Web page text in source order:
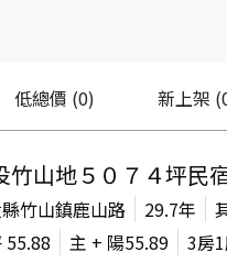
低總價 (0) 新上架
竹山地５０７４坪民
竹山鎮鹿山路 29.7年
55.88 主 + 陽55.89 3房